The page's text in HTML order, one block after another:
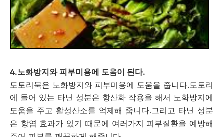
4.노화방지와 피부미용에 도움이 된다.
도토리묵은 노화방지와 피부미용에 도움을 줍니다.도토리
에 들어 있는 타닌 성분은 항산화 작용을 해서 노화방지에
도움을 주고 활성산소를 억제해 줍니다.그리고 타닌 성분
은 항염 효과가 있기 때문에 여러가지 피부질환을 예방해